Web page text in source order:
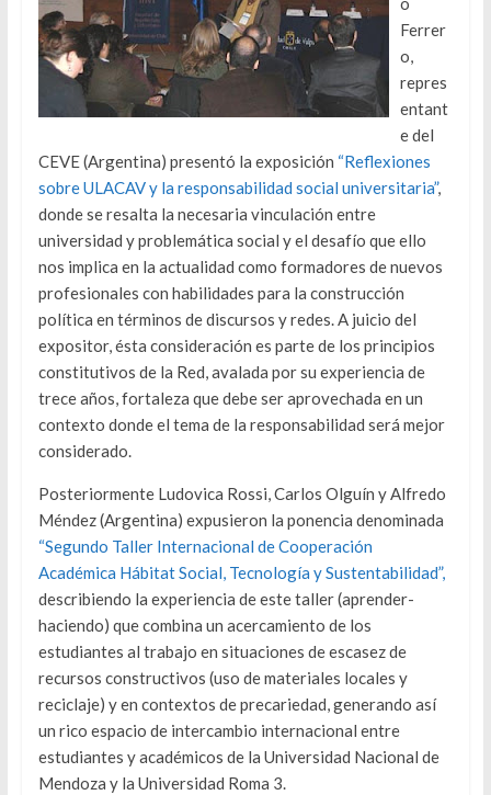
Ferrer
o,
repres
entant
e del
CEVE (Argentina) presentó la exposición “Reflexiones
sobre ULACAV y la responsabilidad social universitaria”,
donde se resalta la necesaria vinculación entre
universidad y problemática social y el desafío que ello
nos implica en la actualidad como formadores de nuevos
profesionales con habilidades para la construcción
política en términos de discursos y redes. A juicio del
expositor, ésta consideración es parte de los principios
constitutivos de la Red, avalada por su experiencia de
trece años, fortaleza que debe ser aprovechada en un
contexto donde el tema de la responsabilidad será mejor
considerado.
Posteriormente Ludovica Rossi, Carlos Olguín y Alfredo
Méndez (Argentina) expusieron la ponencia denominada
“Segundo Taller Internacional de Cooperación
Académica Hábitat Social, Tecnología y Sustentabilidad”,
describiendo la experiencia de este taller (aprender-
haciendo) que combina un acercamiento de los
estudiantes al trabajo en situaciones de escasez de
recursos constructivos (uso de materiales locales y
reciclaje) y en contextos de precariedad, generando así
un rico espacio de intercambio internacional entre
estudiantes y académicos de la Universidad Nacional de
Mendoza y la Universidad Roma 3.